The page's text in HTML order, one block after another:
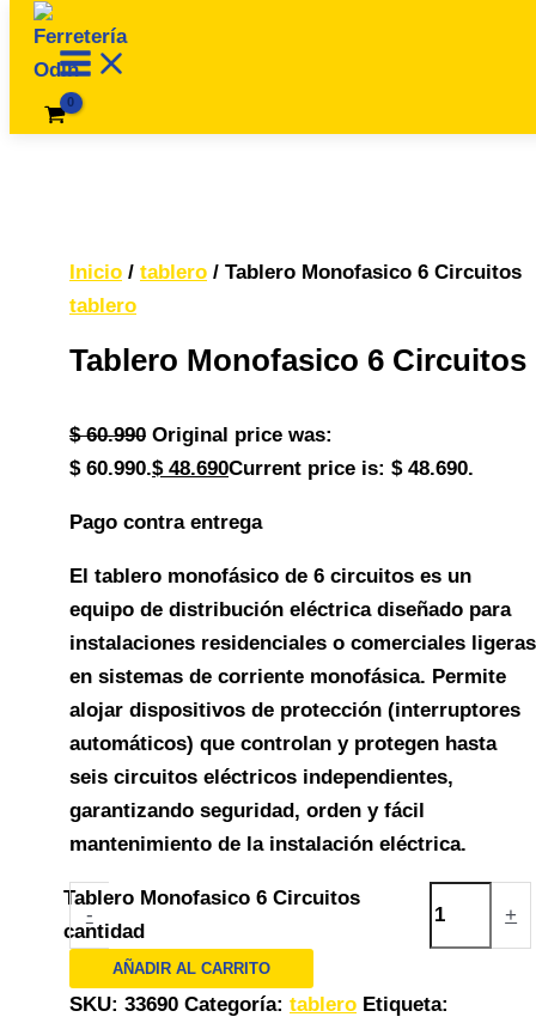
Ir al contenido
Inicio / tablero / Tablero Monofasico 6 Circuitos
tablero
Tablero Monofasico 6 Circuitos
$60.990 Original price was:
$ 60.990.$48.690Current price is: $ 48.690.
Pago contra entrega
El tablero monofásico de 6 circuitos es un
equipo de distribución eléctrica diseñado para
instalaciones residenciales o comerciales ligeras
en sistemas de corriente monofásica. Permite
alojar dispositivos de protección (interruptores
automáticos) que controlan y protegen hasta
seis circuitos eléctricos independientes,
garantizando seguridad, orden y fácil
mantenimiento de la instalación eléctrica.
-
Tablero Monofasico 6 Circuitos
cantidad
+
AÑADIR AL CARRITO
SKU: 33690 Categoría: tablero Etiqueta: